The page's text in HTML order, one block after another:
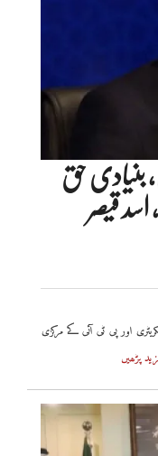
بنیادی حق
قیصر
اور پی ٹی آئی کے مرکزی
پڑھیں